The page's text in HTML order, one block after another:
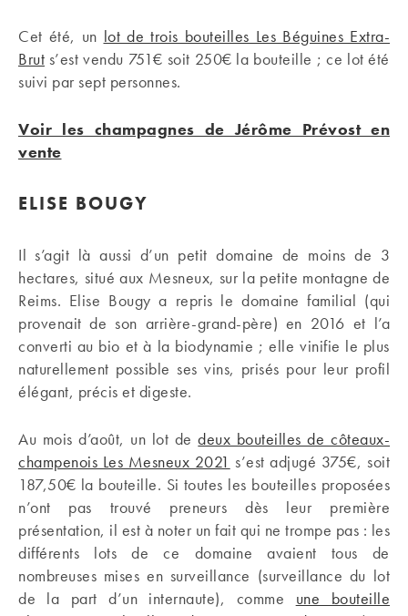
Cet été, un lot de trois bouteilles Les Béguines Extra-
Brut s’est vendu 751€ soit 250€ la bouteille ; ce lot été
suivi par sept personnes.
Voir les champagnes de Jérôme Prévost en
vente
ELISE BOUGY
Il s’agit là aussi d’un petit domaine de moins de 3
hectares, situé aux Mesneux, sur la petite montagne de
Reims. Elise Bougy a repris le domaine familial (qui
provenait de son arrière-grand-père) en 2016 et l’a
converti au bio et à la biodynamie ; elle vinifie le plus
naturellement possible ses vins, prisés pour leur profil
élégant, précis et digeste.
Au mois d’août, un lot dedeux bouteilles de côteaux-
champenois Les Mesneux 2021 s’est adjugé 375€, soit
187,50€ la bouteille. Si toutes les bouteilles proposées
n’ont pas trouvé preneurs dès leur première
présentation, il est à noter un fait qui ne trompe pas : les
différents lots de ce domaine avaient tous de
nombreuses mises en surveillance (surveillance du lot
de la part d’un internaute), comme une bouteille